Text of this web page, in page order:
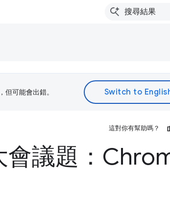
可能會出錯。
這對你有幫助嗎？
會議題：